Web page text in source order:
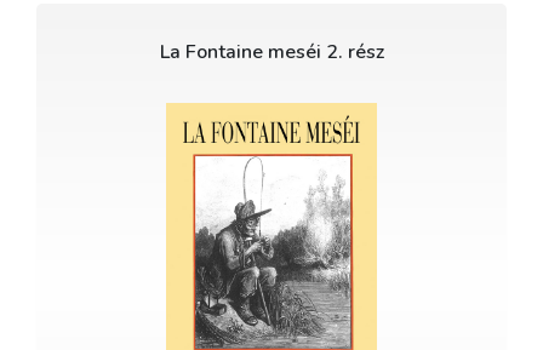
La Fontaine meséi 2. rész